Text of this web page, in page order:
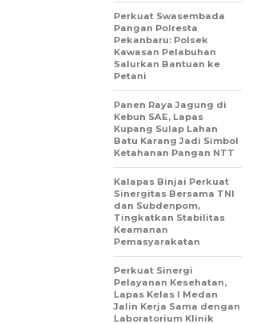
Perkuat Swasembada
Pangan Polresta
Pekanbaru: Polsek
Kawasan Pelabuhan
Salurkan Bantuan ke
Petani
Panen Raya Jagung di
Kebun SAE, Lapas
Kupang Sulap Lahan
Batu Karang Jadi Simbol
Ketahanan Pangan NTT
Kalapas Binjai Perkuat
Sinergitas Bersama TNI
dan Subdenpom,
Tingkatkan Stabilitas
Keamanan
Pemasyarakatan
Perkuat Sinergi
Pelayanan Kesehatan,
Lapas Kelas I Medan
Jalin Kerja Sama dengan
Laboratorium Klinik